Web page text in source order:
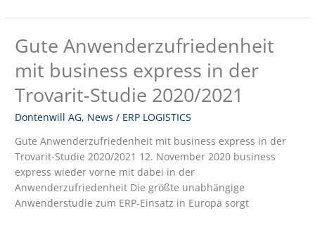
Gute Anwenderzufriedenheit
mit business express in der
Trovarit-Studie 2020/2021
Dontenwill AG, News / ERP LOGISTICS
Gute Anwenderzufriedenheit mit business express in der
Trovarit-Studie 2020/2021 12. November 2020 business
express wieder vorne mit dabei in der
Anwenderzufriedenheit Die größte unabhängige
Anwenderstudie zum ERP-Einsatz in Europa sorgt
Gute
Anwenderzufriedenheit
mit
business
express
in
Trovarit-
Studie
2020/2021